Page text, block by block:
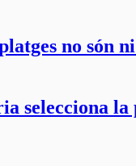
no
selecciona